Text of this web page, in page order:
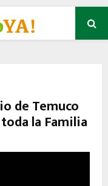
de Temuco
la Familia